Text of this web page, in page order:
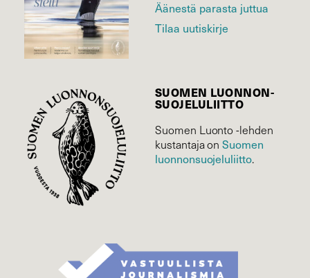
Äänestä parasta juttua
Tilaa uutiskirje
SUOMEN LUONNON­
SUOJELU­LIITTO
Suomen Luonto -lehden
kustantaja onSuomen
luonnonsuojelu­liitto.